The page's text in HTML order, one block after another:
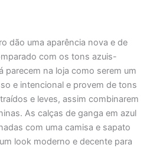
dão uma aparência nova e de
com os tons azuis-
parecem na loja como serem um
e intencional e provem de tons
e leves, assim combinarem
As calças de ganga em azul
com uma camisa e sapato
look moderno e decente para